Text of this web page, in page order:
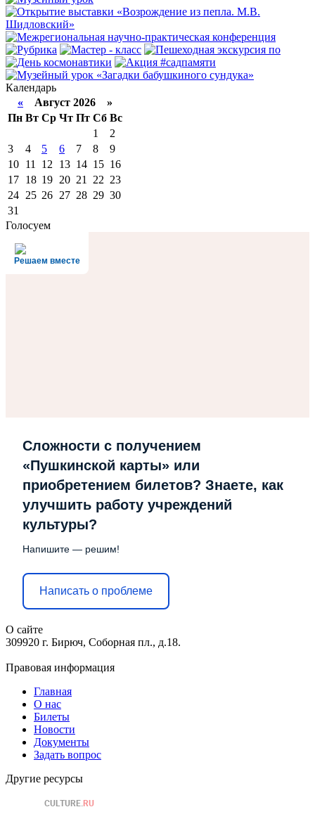
Календарь
« Август 2026 »
Пн Вт Ср Чт Пт Сб Вс
1
2
3
4 5 6 7 8
9
10 11 12 13 14 15 16
17 18 19 20 21 22 23
24 25 26 27 28 29 30
31
Голосуем
Решаем вместе
Сложности с получением
«Пушкинской карты» или
приобретением билетов? Знаете, как
улучшить работу учреждений
культуры?
Напишите — решим!
Написать о проблеме
О сайте
309920 г. Бирюч, Соборная пл., д.18.
Правовая информация
Главная
О нас
Билеты
Новости
Документы
Задать вопрос
Другие ресурсы